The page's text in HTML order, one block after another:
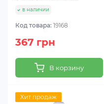
в наличии
Код товара: 19168
367 грн
В корзину
Хит продаж